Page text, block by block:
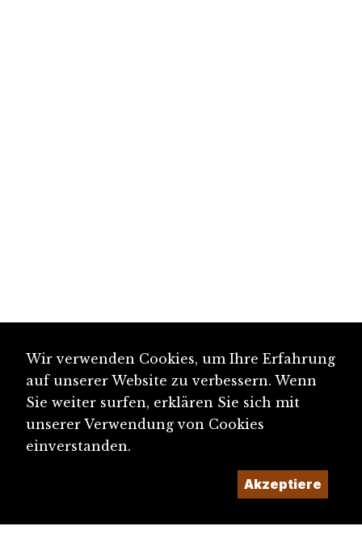
Wir verwenden Cookies, um Ihre Erfahrung
auf unserer Website zu verbessern. Wenn
Sie weiter surfen, erklären Sie sich mit
unserer Verwendung von Cookies
einverstanden.
Akzeptiere